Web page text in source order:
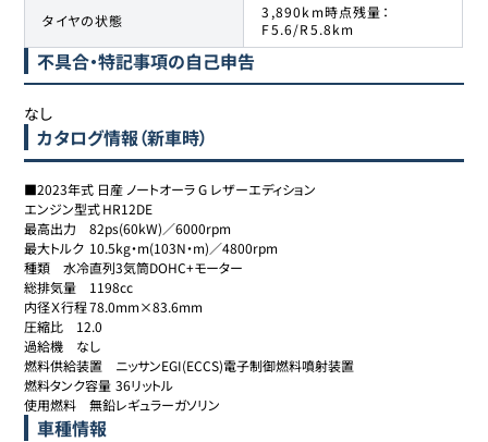
タイヤの状態
3,890km時点残量：
F5.6/R5.8km
不具合・特記事項の自己申告
なし
カタログ情報（新車時）
■2023年式 日産 ノートオーラ G レザーエディション
エンジン型式	HR12DE
最高出力	82ps(60kW)／6000rpm
最大トルク	10.5kg・m(103N・m)／4800rpm
種類	水冷直列3気筒DOHC+モーター
総排気量	1198cc
内径Ｘ行程	78.0mm×83.6mm
圧縮比	12.0
過給機	なし
燃料供給装置	ニッサンEGI(ECCS)電子制御燃料噴射装置
燃料タンク容量	36リットル
使用燃料	無鉛レギュラーガソリン
車種情報